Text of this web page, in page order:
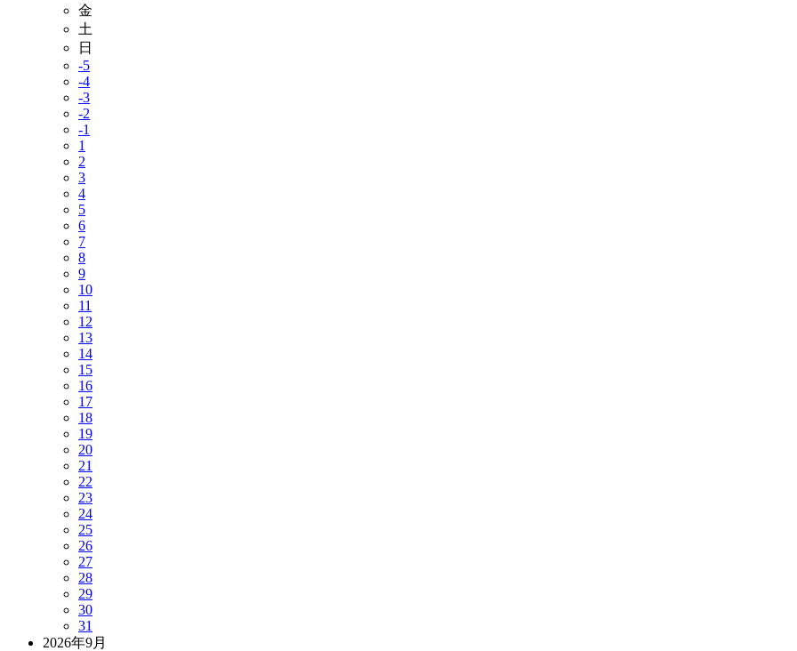
金
土
日
-5
-4
-3
-2
-1
1
2
3
4
5
6
7
8
9
10
11
12
13
14
15
16
17
18
19
20
21
22
23
24
25
26
27
28
29
30
31
2026年9月